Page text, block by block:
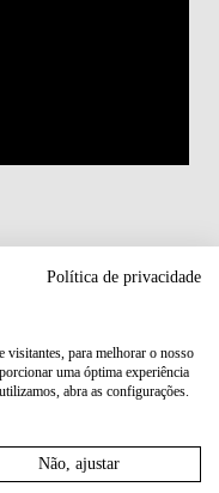
Política de privacidade
visitantes, para melhorar o nosso
uma óptima experiência
abra as configurações.
Não, ajustar